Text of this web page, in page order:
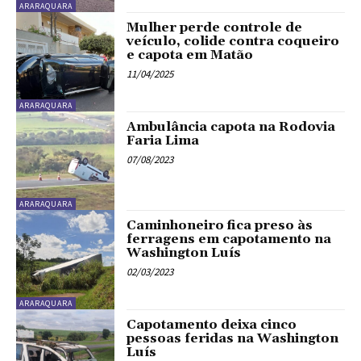
ARARAQUARA
ARARAQUARA
Mulher perde controle de
veículo, colide contra coqueiro
e capota em Matão
11/04/2025
ARARAQUARA
Ambulância capota na Rodovia
Faria Lima
07/08/2023
ARARAQUARA
Caminhoneiro fica preso às
ferragens em capotamento na
Washington Luís
02/03/2023
Capotamento deixa cinco
pessoas feridas na Washington
Luís